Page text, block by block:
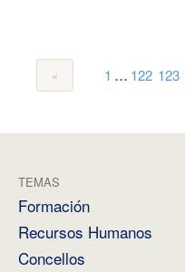
1 ... 122 123
TEMAS
Formación
Recursos Humanos
Concellos